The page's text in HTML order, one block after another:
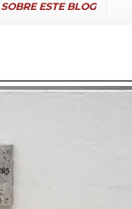
SOBRE ESTE BLOG